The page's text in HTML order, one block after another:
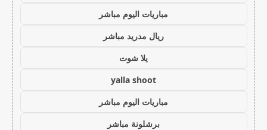
مباريات اليوم مباشر
ريال مدريد مباشر
يلا شوت
yalla shoot
مباريات اليوم مباشر
برشلونة مباشر